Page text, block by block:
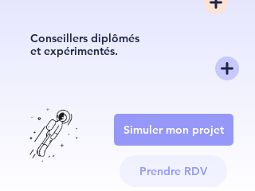
Conseillers diplômés
et expérimentés.
Simuler mon projet
Prendre RDV